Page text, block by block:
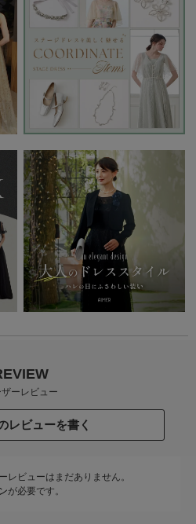
ーレビュー
レビューを書く
レビューはまだありません。
が必要です。